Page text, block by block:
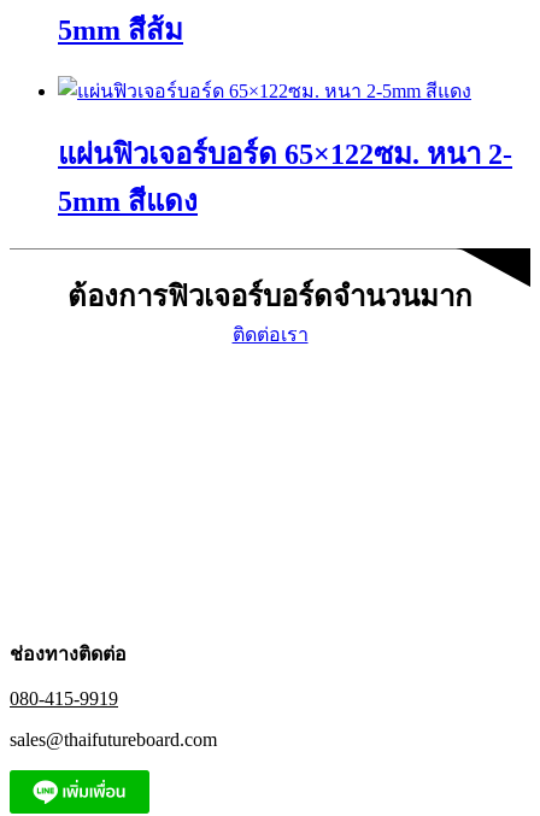
page
The
options
be
the
product
page
5mm สีส้ม
This
multiple
variants.
The
options
chosen
on
แผ่นฟิวเจอร์บอร์ด 65×122ซม. หนา 2-
5mm สีแดง
product
has
ต้องการฟิวเจอร์บอร์ดจำนวนมาก
ติดต่อเรา
ช่องทางติดต่อ
080-415-9919
sales@thaifutureboard.com